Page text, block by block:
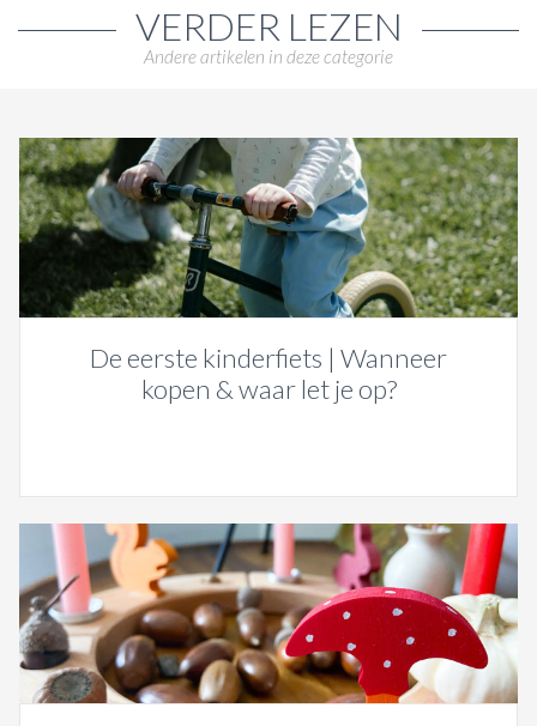
VERDER LEZEN
Andere artikelen in deze categorie
De eerste kinderfiets | Wanneer
kopen & waar let je op?